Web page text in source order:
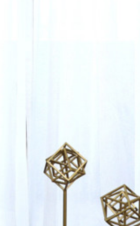
>
ドレープカー
ハワイアン